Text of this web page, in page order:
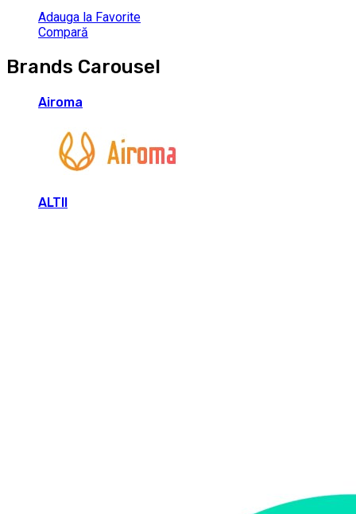
Adauga la Favorite
Compară
Brands Carousel
Airoma
ALTII